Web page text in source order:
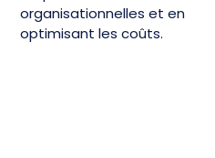
organisationnelles et en
optimisant les coûts.